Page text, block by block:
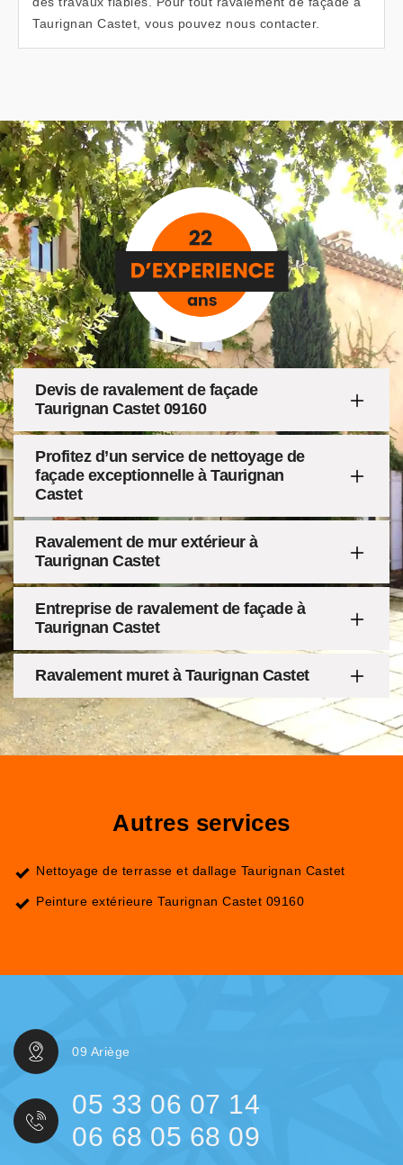
Taurignan Castet, vous pouvez nous contacter.
Devis de ravalement de façade
Taurignan Castet 09160
Profitez d’un service de nettoyage de
façade exceptionnelle à Taurignan
Castet
Ravalement de mur extérieur à
Taurignan Castet
Entreprise de ravalement de façade à
Taurignan Castet
Ravalement muret à Taurignan Castet
Autres services
Nettoyage de terrasse et dallage Taurignan Castet
Peinture extérieure Taurignan Castet 09160
09 Ariège
05 33 06 07 14
06 68 05 68 09